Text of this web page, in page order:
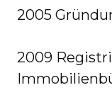
2005
2009